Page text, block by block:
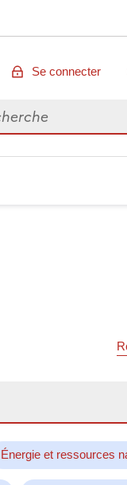
Se connecter
des données
Énergie et ressources